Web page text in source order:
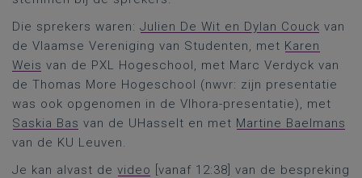
Die sprekers waren: Julien De Wit en Dylan Couck van
de Vlaamse Vereniging van Studenten, met Karen
Weis van de PXL Hogeschool, met Marc Verdyck van
de Thomas More Hogeschool (nwvr: zijn presentatie
was ook opgenomen in de Vlhora-presentatie), met
Saskia Bas van de UHasselt en met Martine Baelmans
van de KU Leuven.
Je kan alvast de video
[vanaf 12:38] van de bespreking